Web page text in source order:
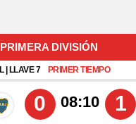
DIVISIÓN
| LLAVE 7 PRIMER TIEMPO
0 08:10 1